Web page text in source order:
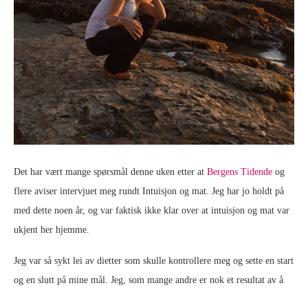
Det har vært mange spørsmål denne uken etter at Bergens Tidende og
flere aviser intervjuet meg rundt Intuisjon og mat. Jeg har jo holdt på
med dette noen år, og var faktisk ikke klar over at intuisjon og mat var
ukjent her hjemme.
Jeg var så sykt lei av dietter som skulle kontrollere meg og sette en start
og en slutt på mine mål. Jeg, som mange andre er nok et resultat av å